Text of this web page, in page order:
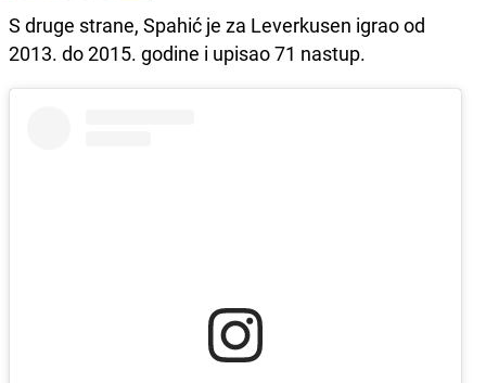
S druge strane, Spahić je za Leverkusen igrao od
2013. do 2015. godine i upisao 71 nastup.